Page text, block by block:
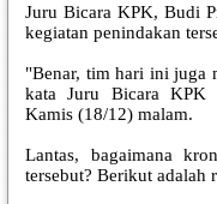
Juru Bicara KPK, Budi
kegiatan penindakan
"Benar, tim hari ini juga
kata Juru Bicara KPK
Kamis (18/12) malam.
Lantas, bagaimana
tersebut? Berikut adalah